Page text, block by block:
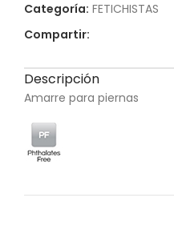
Categoría: FETICHISTAS
Compartir:
Descripción
Amarre para piernas